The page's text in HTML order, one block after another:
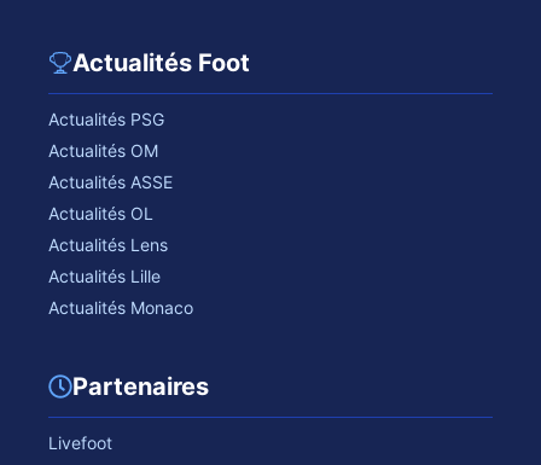
Actualités Foot
Actualités PSG
Actualités OM
Actualités ASSE
Actualités OL
Actualités Lens
Actualités Lille
Actualités Monaco
Partenaires
Livefoot